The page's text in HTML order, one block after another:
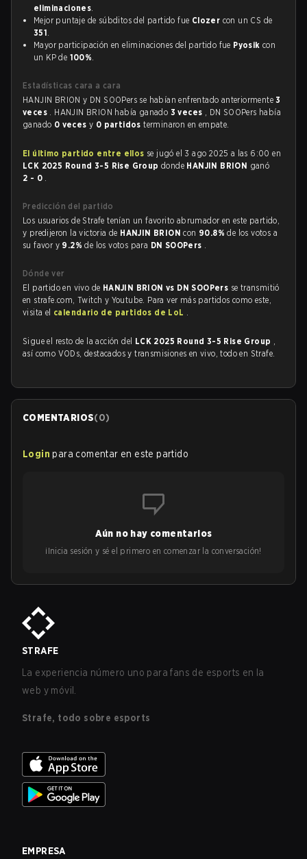
eliminaciones.
Mejor puntaje de súbditos del partido fue Clozer con un CS de
351.
Mayor participación en eliminaciones del partido fue Pyosik con
un KP de 100%.
Estadísticas cara a cara
HANJIN BRION y DN SOOPers se habían enfrentado anteriormente3
veces . HANJIN BRION había ganado 3 veces , DN SOOPers había
ganado 0 vecesy 0 partidosterminaron en empate.
El último partido entre ellos se jugó el 3 ago 2025 a las 6:00 en
LCK 2025 Round 3-5 Rise Group donde HANJIN BRION ganó
2 - 0 .
Predicción del partido
Los usuarios de Strafe tenían un favorito abrumador en este partido,
y predijeron la victoria de HANJIN BRIONcon 90.8%de los votos a
su favor y 9.2%de los votos para DN SOOPers .
Dónde ver
El partido en vivo de HANJIN BRION vs DN SOOPers se transmitió
en strafe.com, Twitch y Youtube. Para ver más partidos como este,
visita el calendario de partidos de LoL .
Sigue el resto de la acción del LCK 2025 Round 3-5 Rise Group ,
así como VODs, destacados y transmisiones en vivo, todo en Strafe.
COMENTARIOS(0)
Login para comentar en este partido
Aún no hay comentarios
¡Inicia sesión y sé el primero en comenzar la conversación!
STRAFE
La experiencia número uno para fans de esports en la
web y móvil.
Strafe, todo sobre esports
EMPRESA